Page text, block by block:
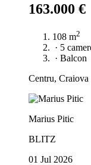
163.000 €
108 m2
· 5
· Balcon
Centru, Craiova
Marius Pitic
BLITZ
01 Jul 2026